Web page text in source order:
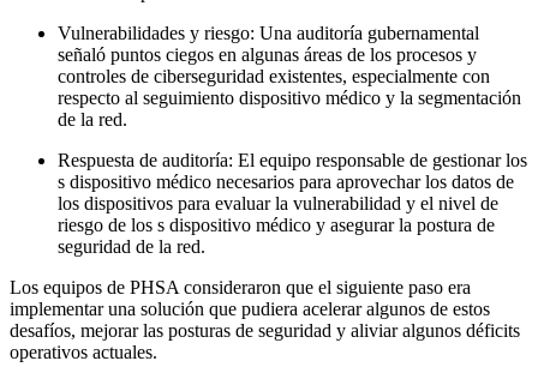
Vulnerabilidades y riesgo: Una auditoría gubernamental
señaló puntos ciegos en algunas áreas de los procesos y
controles de ciberseguridad existentes, especialmente con
respecto al seguimiento dispositivo médico y la segmentación
de la red.
Respuesta de auditoría: El equipo responsable de gestionar los
s dispositivo médico necesarios para aprovechar los datos de
los dispositivos para evaluar la vulnerabilidad y el nivel de
riesgo de los s dispositivo médico y asegurar la postura de
seguridad de la red.
Los equipos de PHSA consideraron que el siguiente paso era
implementar una solución que pudiera acelerar algunos de estos
desafíos, mejorar las posturas de seguridad y aliviar algunos déficits
operativos actuales.